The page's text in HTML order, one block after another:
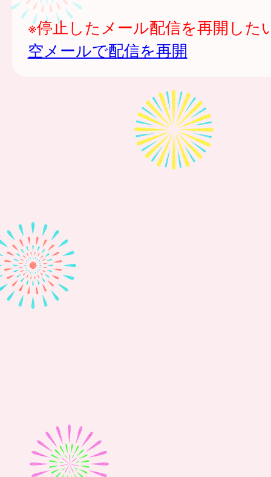
※停止したメール配信を再開した
空メールで配信を再開